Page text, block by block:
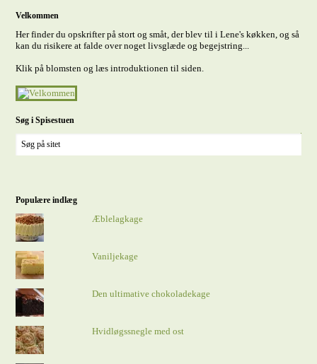
Velkommen
Her finder du opskrifter på stort og småt, der blev til i Lene's køkken, og så
kan du risikere at falde over noget livsglæde og begejstring...
Klik på blomsten og læs introduktionen til siden.
Søg i Spisestuen
Populære indlæg
Æblelagkage
Vaniljekage
Den ultimative chokoladekage
Hvidløgssnegle med ost